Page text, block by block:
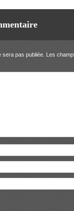
sera pas publiée. Les